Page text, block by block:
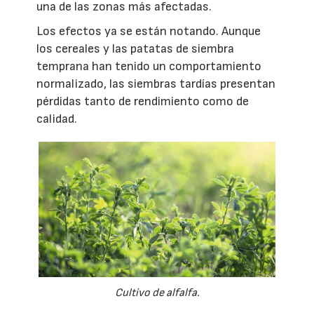
una de las zonas más afectadas.
Los efectos ya se están notando. Aunque
los cereales y las patatas de siembra
temprana han tenido un comportamiento
normalizado, las siembras tardías presentan
pérdidas tanto de rendimiento como de
calidad.
Cultivo de alfalfa.